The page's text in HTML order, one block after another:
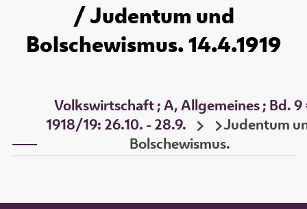
/ Judentum und
Bolschewismus. 14.4.1919
Volkswirtschaft ; A, Allgemeines ; Bd. 9
1918/19: 26.10. - 28.9.
Judentum
Bolschewismus.